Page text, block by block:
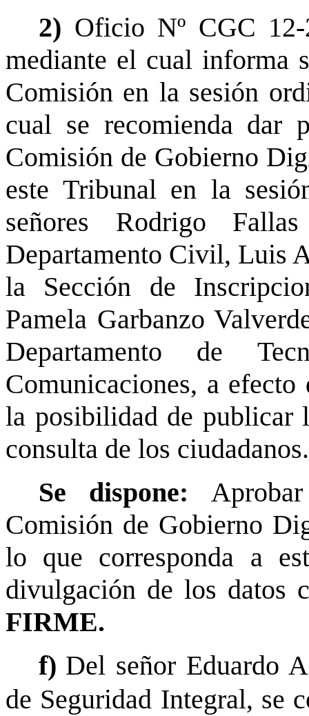
2) Oficio Nº CGC
mediante el cual informa
Comisión en la sesión
cual se recomienda dar
Comisión de Gobierno
este Tribunal en la
señores Rodrigo
Departamento Civil, Luis
la Sección de
Pamela Garbanzo
Departamento de
Comunicaciones, a
la posibilidad de publicar
consulta de los ciudadanos.
Se dispone:
Comisión de Gobierno
lo que corresponda a
divulgación de los datos
FIRME.
f) Del señor Eduardo
de Seguridad Integral, se